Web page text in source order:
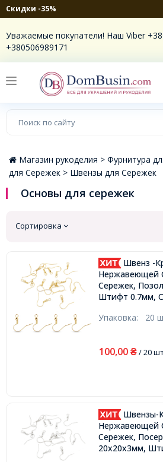
Скидки -35%
Уважаемые покупатели! Наш Viber
+380506989171
Магазин рукоделия > Фурнитура
для Сережек > Швензы для Сережек
Основы для сережек
Сортировка
Швенз -Крючок из
Нержавеющей
Сережек,
Штифт 0.7мм,
Упаковка: 20
100,00 ₴/ 20
Швензы-Крючок из
Нержавеющей
Сережек,
20x20х3мм,